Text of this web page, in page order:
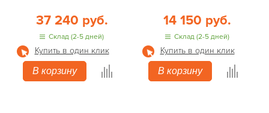
37 240 руб.
Склад (2-5 дней)
Купить в один клик
В корзину
14 150 руб.
Склад (2-5 дней)
Купить в один клик
В корзину